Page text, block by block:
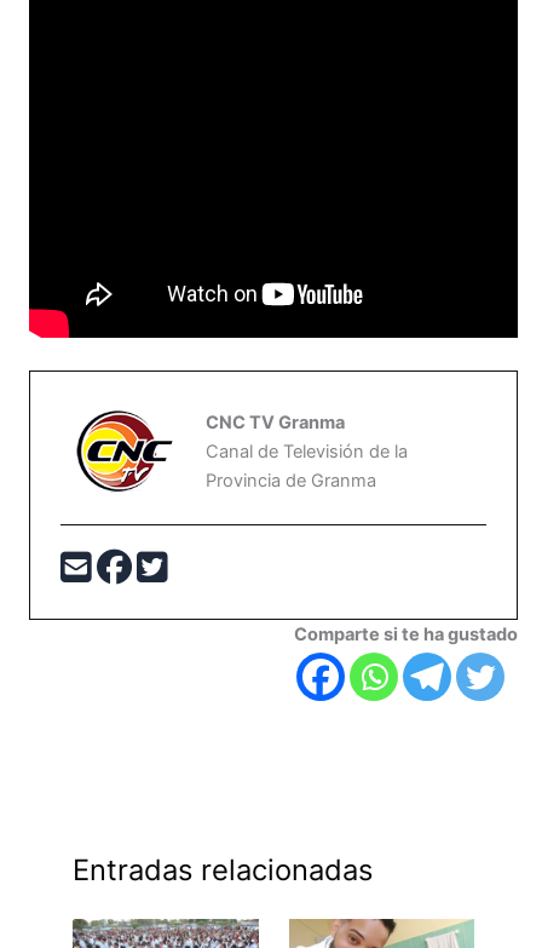
CNC TV Granma
Canal de Televisión de la
Provincia de Granma
Comparte si te ha gustado
Entradas relacionadas